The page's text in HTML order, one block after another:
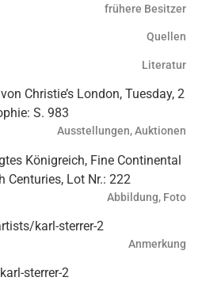
frühere Besitzer
Quellen
Literatur
Christie’s London, Tuesday, 2
S. 983
Ausstellungen, Auktionen
Königreich, Fine Continental
Centuries, Lot Nr.: 222
Abbildung, Foto
karl-sterrer-2
Anmerkung
sterrer-2